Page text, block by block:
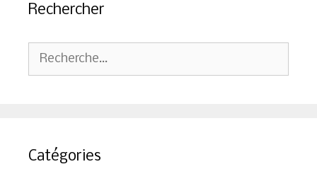
Rechercher
Rechercher :
Catégories